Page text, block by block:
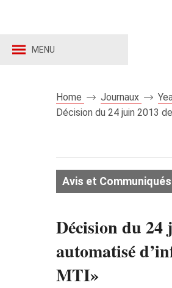
MENU
Home Journaux
Décision du 24 juin 2013
Avis et Communiqués
Décision du 24
automatisé
MTI»